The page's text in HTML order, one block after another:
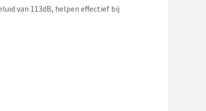
van 113dB, helpen effectief bij